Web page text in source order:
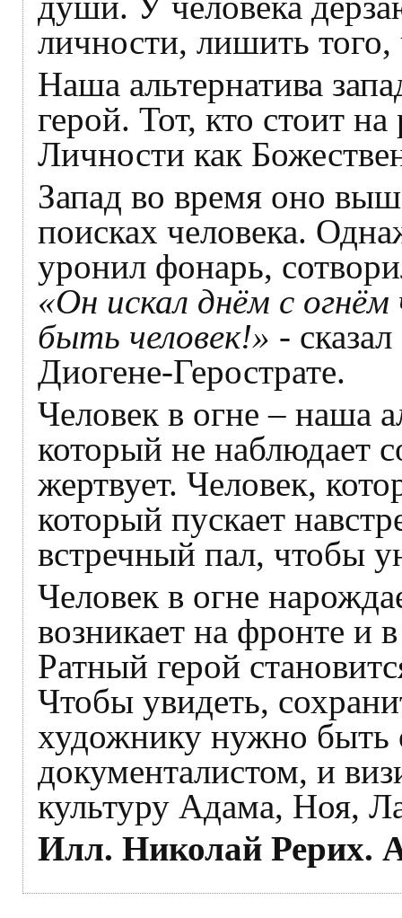
личности, лишить того,
Наша альтернатива
герой. Тот, кто стоит
Личности как
Запад во время оно
поисках человека.
уронил фонарь,
«Он искал днём с огнём
быть человек!» -
Диогене-Герострате.
Человек в огне – наша
который не наблюдает
жертвует. Человек,
который пускает
встречный пал, чтобы
Человек в огне
возникает на фронте и
Ратный герой
Чтобы увидеть,
художнику нужно быть
документалистом, и
культуру Адама, Ноя,
Илл. Николай Рерих.